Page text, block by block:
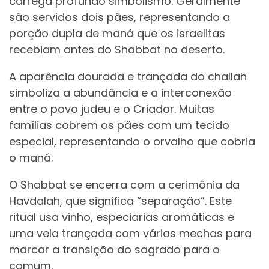
são servidos dois pães, representando a
porção dupla de maná que os israelitas
recebiam antes do Shabbat no deserto.
A aparência dourada e trançada do challah
simboliza a abundância e a interconexão
entre o povo judeu e o Criador. Muitas
famílias cobrem os pães com um tecido
especial, representando o orvalho que cobria
o maná.
O Shabbat se encerra com a cerimônia da
Havdalah, que significa “separação”. Este
ritual usa vinho, especiarias aromáticas e
uma vela trançada com várias mechas para
marcar a transição do sagrado para o
comum.